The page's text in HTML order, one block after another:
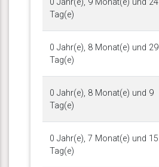
Tag(e)
0 Jahr(e), 8 Monat(e) und 29
Tag(e)
0 Jahr(e), 8 Monat(e) und 9
Tag(e)
0 Jahr(e), 7 Monat(e) und 15
Tag(e)